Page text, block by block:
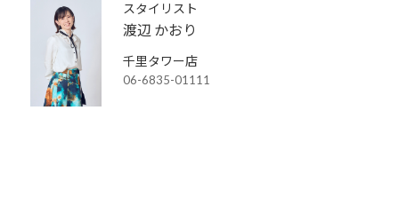
スタイリスト
渡辺 かおり
千里タワー店
06-6835-01111